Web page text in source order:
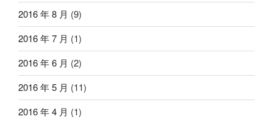
2016 年 8 月 (9)
2016 年 7 月 (1)
2016 年 6 月 (2)
2016 年 5 月 (11)
2016 年 4 月 (1)